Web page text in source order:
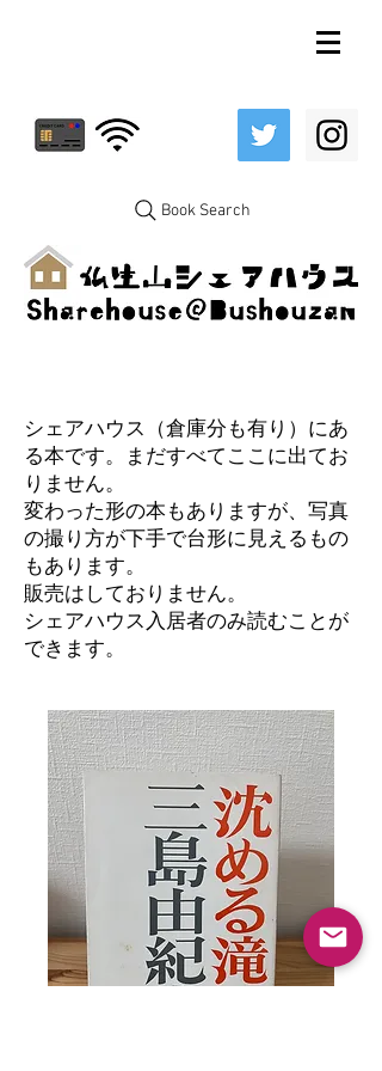
Book Search
シェアハウス（倉庫分も有り）にあ
る本です。まだすべてここに出てお
りません。
変わった形の本もありますが、写真
の撮り方が下手で台形に見えるもの
もあります。
​販売はしておりません。
シェアハウス入居者のみ読むことが
できます。